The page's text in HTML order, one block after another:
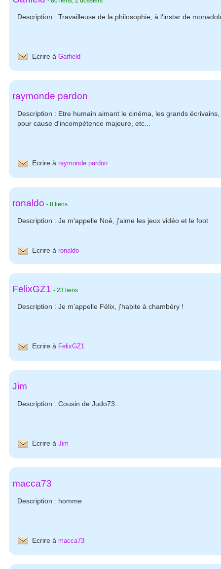
Description : Travailleuse de la philosophie, à l'instar de
Ecrire à Garfield
raymonde pardon
Description : Etre humain aimant le cinéma, les grands
pour cause d'incompétence majeure, etc...
Ecrire à raymonde pardon
ronaldo - 8 liens
Description : Je m'appelle Noé, j'aime les jeux vidéo et le foot
Ecrire à ronaldo
FelixGZ1 - 23 liens
Description : Je m'appelle Félix, j'habite à chambéry !
Ecrire à FelixGZ1
Jim
Description : Cousin de Judo73...
Ecrire à Jim
macca73
Description : homme
Ecrire à macca73